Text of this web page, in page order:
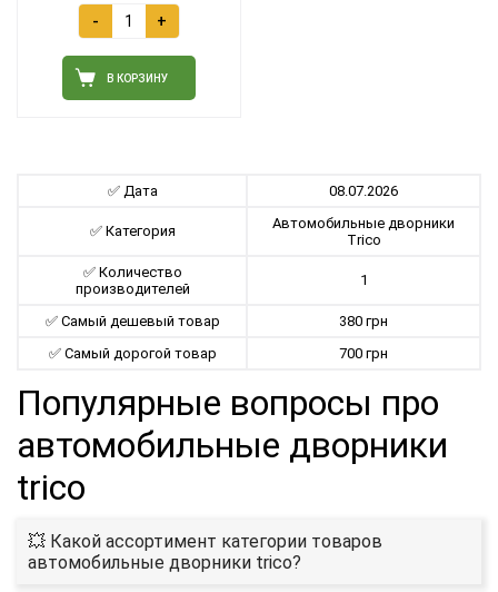
- +
В КОРЗИНУ
✅ Дата 08.07.2026
✅ Категория
Автомобильные дворники
Trico
✅ Количество
производителей
1
✅ Самый дешевый товар
380 грн
✅ Самый дорогой товар
700 грн
Популярные вопросы про
автомобильные дворники
trico
💥 Какой ассортимент категории товаров
автомобильные дворники trico?